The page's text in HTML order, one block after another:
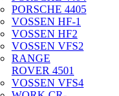
PORSCHE 4405
VOSSEN HF-1
VOSSEN HF2
VOSSEN VFS2
RANGE
ROVER 4501
VOSSEN VFS4